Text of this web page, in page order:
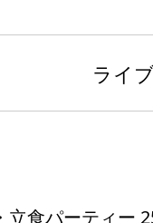
ライ
食パーティー